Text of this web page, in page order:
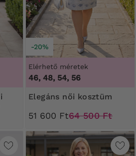
-20%
Elérhető méretek
46, 48, 54, 56
Elegáns női kosztüm
51 600 Ft64 500 Ft